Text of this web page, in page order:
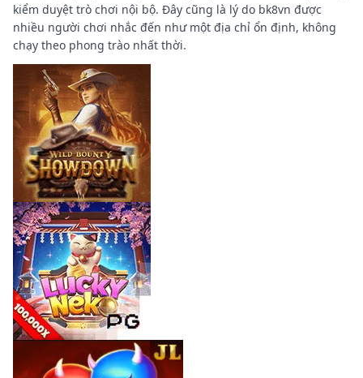
kiểm duyệt trò chơi nội bộ. Đây cũng là lý do bk8vn được
nhiều người chơi nhắc đến như một địa chỉ ổn định, không
chạy theo phong trào nhất thời.